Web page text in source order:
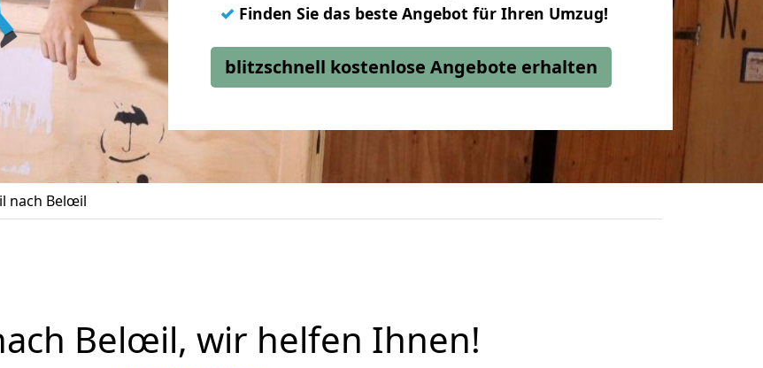
✓ Finden Sie das beste Angebot für Ihren Umzug!
blitzschnell kostenlose Angebote erhalten
nach Belœil
Belœil, wir helfen Ihnen!